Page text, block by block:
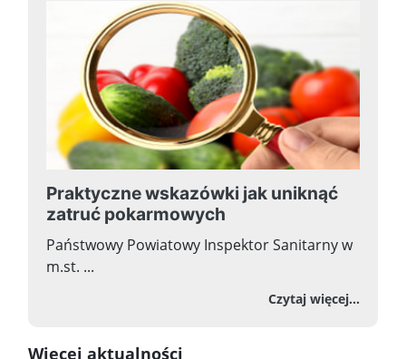
Praktyczne wskazówki jak uniknąć
zatruć pokarmowych
Państwowy Powiatowy Inspektor Sanitarny w
m.st. ...
Czytaj więcej...o
Wiecej aktualności